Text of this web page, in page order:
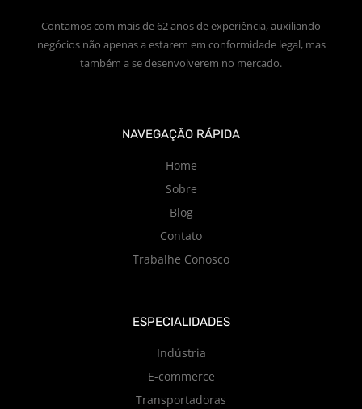
Contamos com mais de 62 anos de experiência, auxiliando
negócios não apenas a estarem em conformidade legal, mas
também a se desenvolverem no mercado.
NAVEGAÇÃO RÁPIDA
Home
Sobre
Blog
Contato
Trabalhe Conosco
ESPECIALIDADES
Indústria
E-commerce
Transportadoras